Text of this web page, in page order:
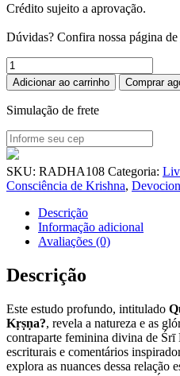
Crédito sujeito a aprovação.
Dúvidas? Confira nossa página de
Quem
é
a
Mocinha
está
com
Kṛṣṇa?
quantidade
Adicionar ao carrinho Comprar
Simulação de frete
SKU: RADHA108 Categoria:
Consciência de Krishna,
Descrição
Informação adicional
Avaliações (0)
Descrição
Este estudo profundo, intitulado
Kṛṣṇa?, revela a natureza e as
contraparte feminina divina de
escriturais e comentários
explora as nuances dessa relação